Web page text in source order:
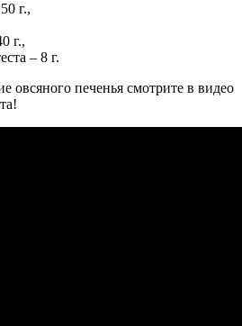
г.,
г.,
– 8 г.
овсяного печенья смотрите в видео